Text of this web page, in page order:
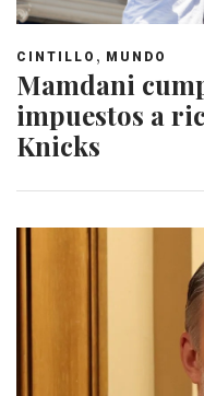
CINTILLO , MUNDO
Mamdani
impuestos a
Knicks